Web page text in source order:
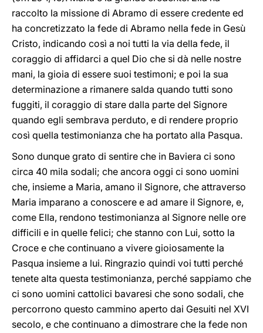
raccolto la missione di Abramo di essere credente ed
ha concretizzato la fede di Abramo nella fede in Gesù
Cristo, indicando così a noi tutti la via della fede, il
coraggio di affidarci a quel Dio che si dà nelle nostre
mani, la gioia di essere suoi testimoni; e poi la sua
determinazione a rimanere salda quando tutti sono
fuggiti, il coraggio di stare dalla parte del Signore
quando egli sembrava perduto, e di rendere proprio
così quella testimonianza che ha portato alla Pasqua.
Sono dunque grato di sentire che in Baviera ci sono
circa 40 mila sodali; che ancora oggi ci sono uomini
che, insieme a Maria, amano il Signore, che attraverso
Maria imparano a conoscere e ad amare il Signore, e,
come Ella, rendono testimonianza al Signore nelle ore
difficili e in quelle felici; che stanno con Lui, sotto la
Croce e che continuano a vivere gioiosamente la
Pasqua insieme a lui. Ringrazio quindi voi tutti perché
tenete alta questa testimonianza, perché sappiamo che
ci sono uomini cattolici bavaresi che sono sodali, che
percorrono questo cammino aperto dai Gesuiti nel XVI
secolo, e che continuano a dimostrare che la fede non